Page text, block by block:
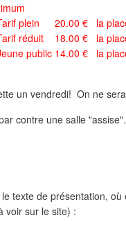
plein
20.00 € la
réduit
18.00 € la
public 14.00 € la
un vendredi! On ne
contre une salle
le texte de présentation,
voir sur le site) :